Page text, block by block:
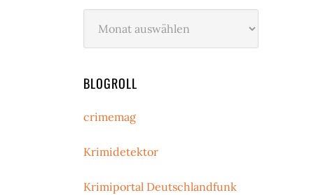
BLOGROLL
crimemag
Krimidetektor
Krimiportal Deutschlandfunk